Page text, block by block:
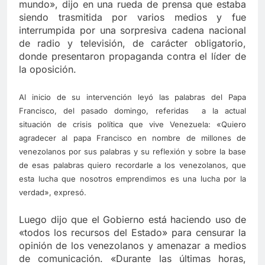
mundo», dijo en una rueda de prensa que estaba
siendo trasmitida por varios medios y fue
interrumpida por una sorpresiva cadena nacional
de radio y televisión, de carácter obligatorio,
donde presentaron propaganda contra el líder de
la oposición.
Al inicio de su intervención leyó las palabras del Papa
Francisco, del pasado domingo, referidas a la actual
situación de crisis política que vive Venezuela: «Quiero
agradecer al papa Francisco en nombre de millones de
venezolanos por sus palabras y su reflexión y sobre la base
de esas palabras quiero recordarle a los venezolanos, que
esta lucha que nosotros emprendimos es una lucha por la
verdad», expresó.
Luego dijo que el Gobierno está haciendo uso de
«todos los recursos del Estado» para censurar la
opinión de los venezolanos y amenazar a medios
de comunicación. «Durante las últimas horas,